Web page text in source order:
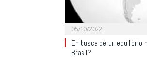
05/10/2022
En busca de un equilibrio
Brasil?